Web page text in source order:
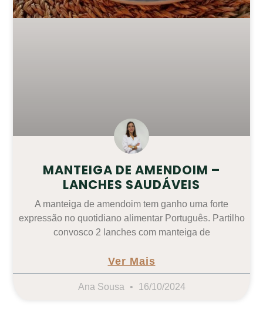
MANTEIGA DE AMENDOIM –
LANCHES SAUDÁVEIS
A manteiga de amendoim tem ganho uma forte
expressão no quotidiano alimentar Português. Partilho
convosco 2 lanches com manteiga de
Ver Mais
Ana Sousa 16/10/2024